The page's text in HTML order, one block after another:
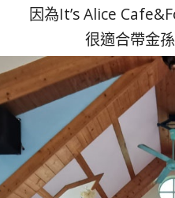
因為It’s Alice
很適合帶金